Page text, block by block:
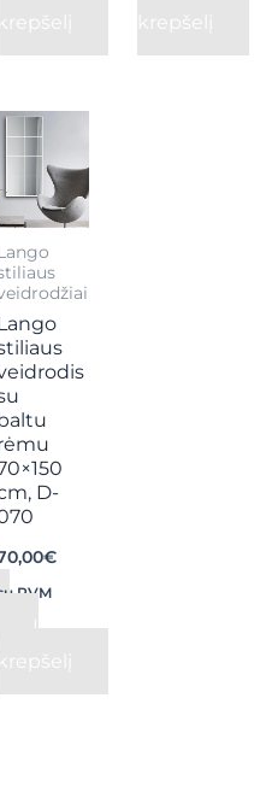
krepšelį
krepšelį
D-
€
PVM
Į
krepšelį